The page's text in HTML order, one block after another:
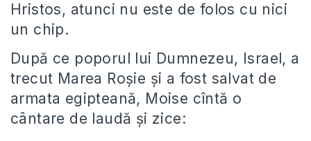
Hristos, atunci nu este de folos cu nici
un chip.
După ce poporul lui Dumnezeu, Israel, a
trecut Marea Roșie și a fost salvat de
armata egipteană, Moise cîntă o
cântare de laudă și zice: